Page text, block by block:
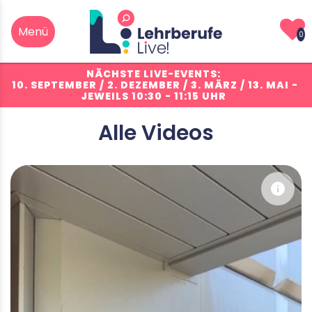
0
NÄCHSTE LIVE-EVENTS:
10. SEPTEMBER / 2. DEZEMBER / 3. MÄRZ / 13. MAI -
JEWEILS 10:30 - 11:15 UHR
Alle Videos
info